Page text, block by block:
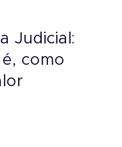
Judicial:
como